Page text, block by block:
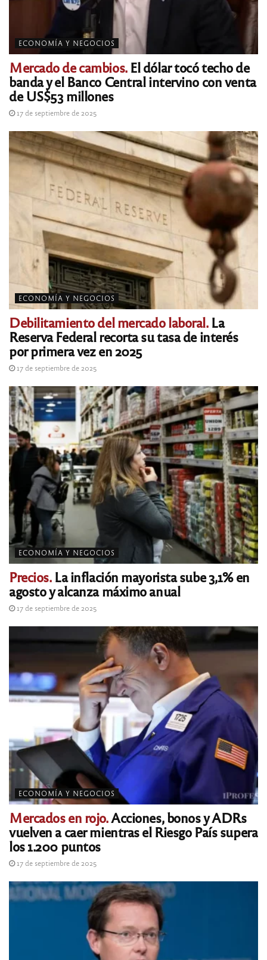
ECONOMÍA Y NEGOCIOS
Mercado de cambios.El dólar tocó techo de
banda y el Banco Central intervino con venta
de US$53 millones
17 de septiembre de 2025
ECONOMÍA Y NEGOCIOS
Debilitamiento del mercado laboral.La
Reserva Federal recorta su tasa de interés
por primera vez en 2025
17 de septiembre de 2025
ECONOMÍA Y NEGOCIOS
Precios.La inflación mayorista sube 3,1% en
agosto y alcanza máximo anual
17 de septiembre de 2025
ECONOMÍA Y NEGOCIOS
Mercados en rojo.Acciones, bonos y ADRs
vuelven a caer mientras el Riesgo País supera
los 1.200 puntos
17 de septiembre de 2025